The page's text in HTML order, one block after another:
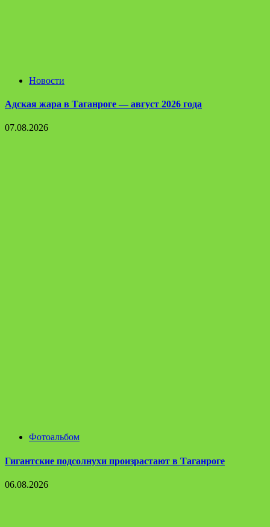
Новости
Адская жара в Таганроге — август 2026 года
07.08.2026
Фотоальбом
Гигантские подсолнухи произрастают в Таганроге
06.08.2026